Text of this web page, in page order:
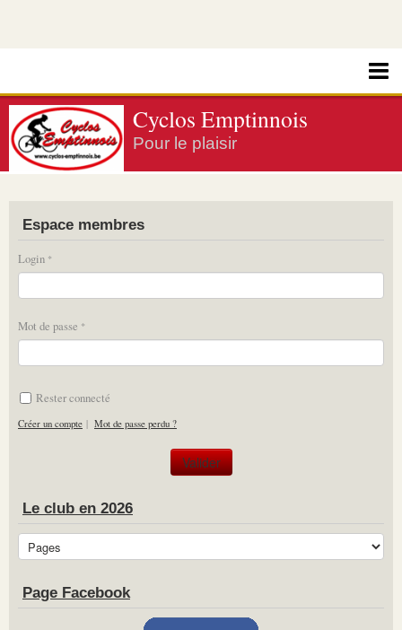
Cyclos Emptinnois
Pour le plaisir
Espace membres
Login
Mot de passe
Rester connecté
Créer un compte | Mot de passe perdu ?
Le club en 2026
Page Facebook